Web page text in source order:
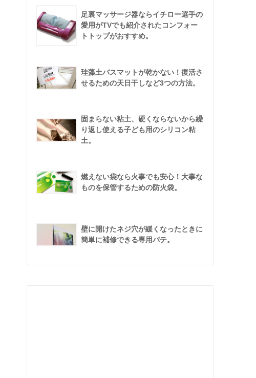
足裏マッサージ器ならイチロー選手の
愛用がTVでも紹介されたコンフォー
トトップがおすすめ。
珪藻土バスマットが乾かない！復活さ
せるための天日干しなど3つの方法。
固まらない粘土、硬くならないから繰
り返し使える子ども用のシリコン粘
土。
燃えない袋なら火事でも安心！大事な
ものを保管するための防火袋。
壁に開けたネジ穴が緩くなったときに
簡単に補修できる専用パテ。